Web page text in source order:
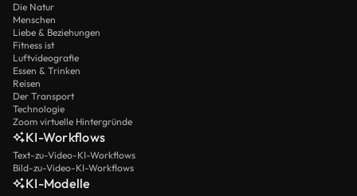
Die Natur
Menschen
Liebe & Beziehungen
Fitness ist
Luftvideografie
Essen & Trinken
Reisen
Der Transport
Technologie
Zoom virtuelle Hintergründe
KI-Workflows
Text-zu-Video-KI-Workflows
Bild-zu-Video-KI-Workflows
KI-Modelle